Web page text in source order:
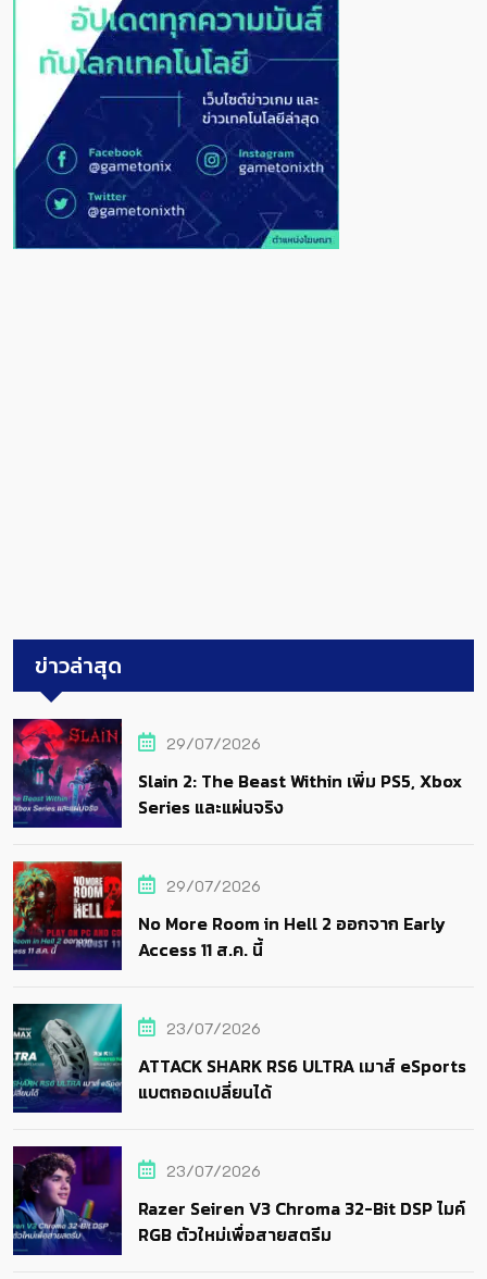
ข่าวล่าสุด
29/07/2026
Slain 2: The Beast Within เพิ่ม PS5, Xbox
Series และแผ่นจริง
29/07/2026
No More Room in Hell 2 ออกจาก Early
Access 11 ส.ค. นี้
23/07/2026
ATTACK SHARK RS6 ULTRA เมาส์ eSports
แบตถอดเปลี่ยนได้
23/07/2026
Razer Seiren V3 Chroma 32-Bit DSP ไมค์
RGB ตัวใหม่เพื่อสายสตรีม